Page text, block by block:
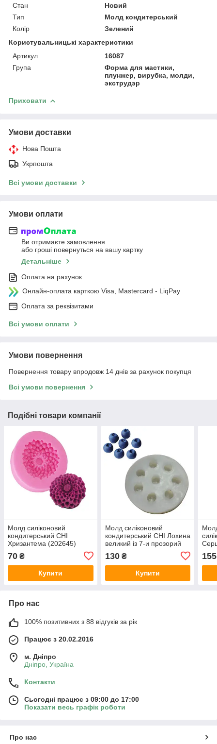
Стан
Новий
Тип
Молд кондитерський
Колір
Зелений
Користувальницькі характеристики
Артикул
16087
Група
Форма для мастики,
плунжер, вирубка, молди,
экструдэр
Приховати
Умови доставки
Нова Пошта
Укрпошта
Всі умови доставки
Умови оплати
Ви отримаєте замовлення
або гроші повернуться на вашу картку
Детальніше
Оплата на рахунок
Онлайн-оплата карткою Visa, Mastercard - LiqPay
Оплата за реквізитами
Всі умови оплати
Умови повернення
Повернення товару впродовж 14 днів за рахунок покупця
Всі умови повернення
Подібні товари компанії
Молд силіконовий
кондитерський CHI
Хризантема (202645)
70 ₴
Купити
Молд силіконовий
кондитерський CHI Лохина
великий із 7-и прозорий
130₴
Купити
155
Про нас
100% позитивних з 88 відгуків за рік
Працює з 20.02.2016
м. Дніпро
Дніпро, Україна
Контакти
Сьогодні працює з 09:00 до 17:00
Показати весь графік роботи
Про нас